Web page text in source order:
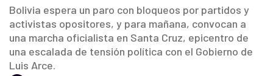
Bolivia espera un paro con bloqueos por partidos y
activistas opositores, y para mañana, convocan a
una marcha oficialista en Santa Cruz, epicentro de
una escalada de tensión política con el Gobierno de
Luis Arce.